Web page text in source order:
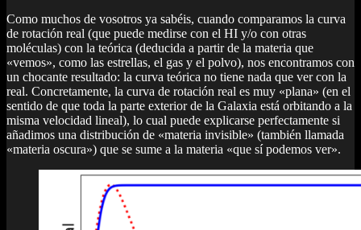
Como muchos de vosotros ya sabéis, cuando comparamos la curva
de rotación real (que puede medirse con el HI y/o con otras
moléculas) con la teórica (deducida a partir de la materia que
«vemos», como las estrellas, el gas y el polvo), nos encontramos con
un chocante resultado: la curva teórica no tiene nada que ver con la
real. Concretamente, la curva de rotación real es muy «plana» (en el
sentido de que toda la parte exterior de la Galaxia está orbitando a la
misma velocidad lineal), lo cual puede explicarse perfectamente si
añadimos una distribución de «materia invisible» (también llamada
«materia oscura») que se sume a la materia «que sí podemos ver».